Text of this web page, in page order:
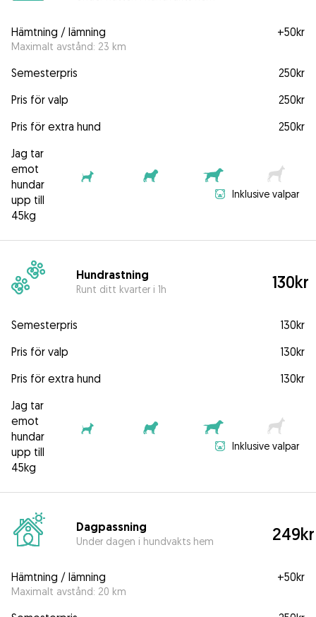
Hämtning / lämning
Maximalt avstånd: 23 km
+50kr
Semesterpris
250kr
Pris för valp
250kr
Pris för extra hund
250kr
Jag tar
emot
hundar
upp till
45kg
Inklusive valpar
Hundrastning
Runt ditt kvarter i 1h 130kr
Semesterpris
130kr
Pris för valp
130kr
Pris för extra hund
130kr
Jag tar
emot
hundar
upp till
45kg
Inklusive valpar
Dagpassning
Under dagen i hundvakts hem 249kr
Hämtning / lämning
Maximalt avstånd: 20 km
+50kr